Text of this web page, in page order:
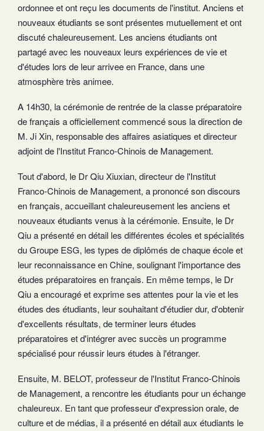
ordonnee et ont reçu les documents de l'institut. Anciens et
nouveaux étudiants se sont présentes mutuellement et ont
discuté chaleureusement. Les anciens étudiants ont
partagé avec les nouveaux leurs expériences de vie et
d'études lors de leur arrivee en France, dans une
atmosphère très animee.
A 14h30, la cérémonie de rentrée de la classe préparatoire
de français a officiellement commencé sous la direction de
M. Ji Xin, responsable des affaires asiatiques et directeur
adjoint de l'Institut Franco-Chinois de Management.
Tout d'abord, le Dr Qiu Xiuxian, directeur de l'Institut
Franco-Chinois de Management, a prononcé son discours
en français, accueillant chaleureusement les anciens et
nouveaux étudiants venus à la cérémonie. Ensuite, le Dr
Qiu a présenté en détail les différentes écoles et spécialités
du Groupe ESG, les types de diplômés de chaque école et
leur reconnaissance en Chine, soulignant l'importance des
études préparatoires en français. En même temps, le Dr
Qiu a encouragé et exprime ses attentes pour la vie et les
études des étudiants, leur souhaitant d'étudier dur, d'obtenir
d'excellents résultats, de terminer leurs études
préparatoires et d'intégrer avec succès un programme
spécialisé pour réussir leurs études à l'étranger.
Ensuite, M. BELOT, professeur de l'Institut Franco-Chinois
de Management, a rencontre les étudiants pour un échange
chaleureux. En tant que professeur d'expression orale, de
culture et de médias, il a présenté en détail aux étudiants le